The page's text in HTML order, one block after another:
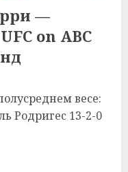
—
on ABC
весе:
Родригес 13-2-0